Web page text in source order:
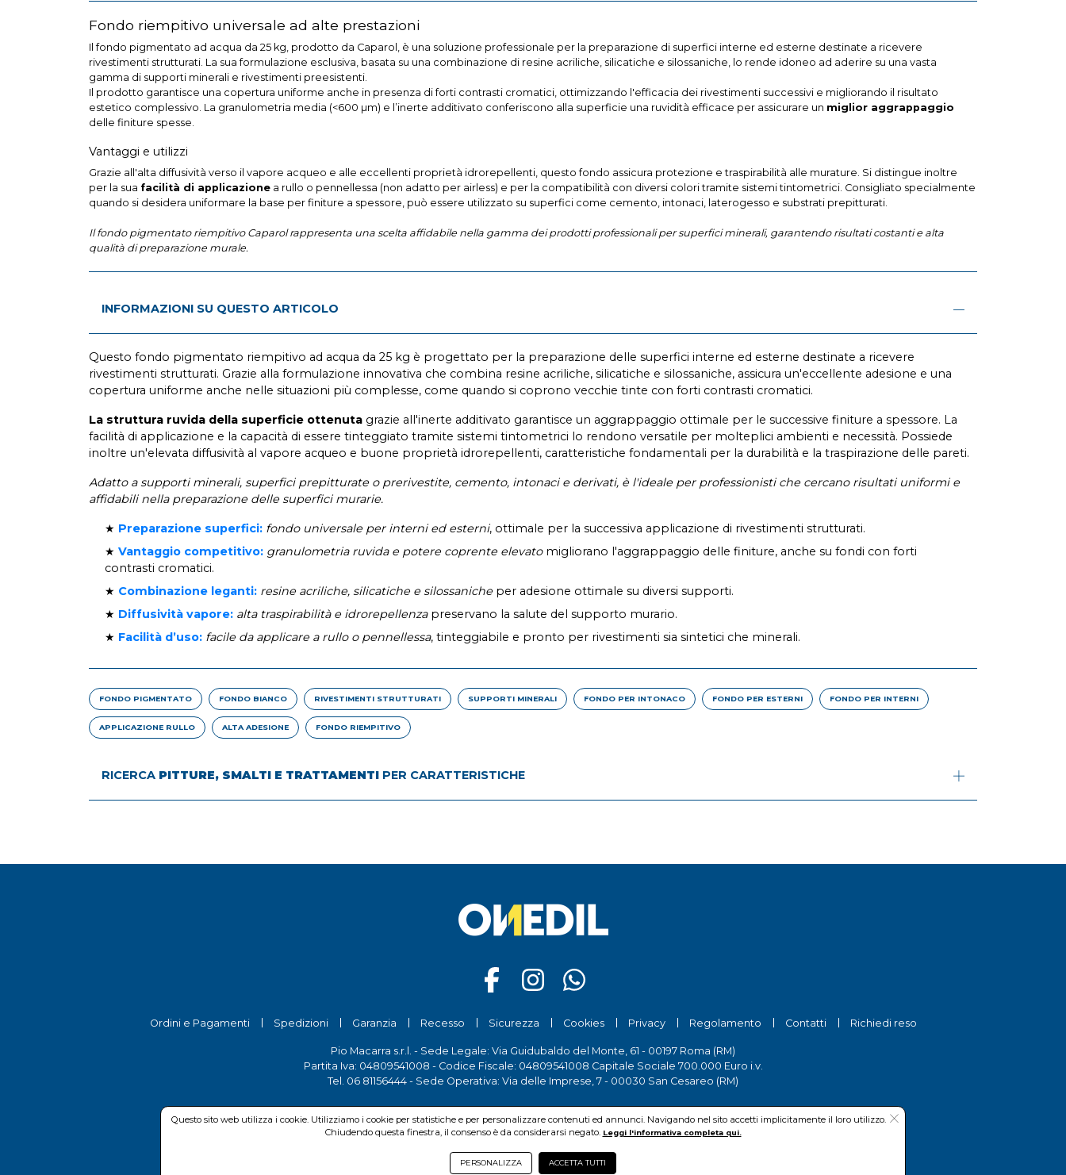
Fondo riempitivo universale ad alte prestazioni
Il fondo pigmentato ad acqua da 25 kg, prodotto da Caparol, è una soluzione professionale per la preparazione di superfici interne ed esterne destinate a ricevere
rivestimenti strutturati. La sua formulazione esclusiva, basata su una combinazione di resine acriliche, silicatiche e silossaniche, lo rende idoneo ad aderire su una vasta
gamma di supporti minerali e rivestimenti preesistenti.
Il prodotto garantisce una copertura uniforme anche in presenza di forti contrasti cromatici, ottimizzando l'efficacia dei rivestimenti successivi e migliorando il risultato
estetico complessivo. La granulometria media (<600 µm) e l’inerte additivato conferiscono alla superficie una ruvidità efficace per assicurare un miglior aggrappaggio
delle finiture spesse.
Vantaggi e utilizzi
Grazie all'alta diffusività verso il vapore acqueo e alle eccellenti proprietà idrorepellenti, questo fondo assicura protezione e traspirabilità alle murature. Si distingue inoltre
per la sua facilità di applicazione a rullo o pennellessa (non adatto per airless) e per la compatibilità con diversi colori tramite sistemi tintometrici. Consigliato specialmente
quando si desidera uniformare la base per finiture a spessore, può essere utilizzato su superfici come cemento, intonaci, laterogesso e substrati prepitturati.
Il fondo pigmentato riempitivo Caparol rappresenta una scelta affidabile nella gamma dei prodotti professionali per superfici minerali, garantendo risultati costanti e alta
qualità di preparazione murale.
INFORMAZIONI SU QUESTO ARTICOLO
Questo fondo pigmentato riempitivo ad acqua da 25 kg è progettato per la preparazione delle superfici interne ed esterne destinate a ricevere
rivestimenti strutturati. Grazie alla formulazione innovativa che combina resine acriliche, silicatiche e silossaniche, assicura un'eccellente adesione e una
copertura uniforme anche nelle situazioni più complesse, come quando si coprono vecchie tinte con forti contrasti cromatici.
La struttura ruvida della superficie ottenuta grazie all'inerte additivato garantisce un aggrappaggio ottimale per le successive finiture a spessore. La
facilità di applicazione e la capacità di essere tinteggiato tramite sistemi tintometrici lo rendono versatile per molteplici ambienti e necessità. Possiede
inoltre un'elevata diffusività al vapore acqueo e buone proprietà idrorepellenti, caratteristiche fondamentali per la durabilità e la traspirazione delle pareti.
Adatto a supporti minerali, superfici prepitturate o prerivestite, cemento, intonaci e derivati, è l'ideale per professionisti che cercano risultati uniformi e
affidabili nella preparazione delle superfici murarie.
★ Preparazione superfici: fondo universale per interni ed esterni, ottimale per la successiva applicazione di rivestimenti strutturati.
★ Vantaggio competitivo: granulometria ruvida e potere coprente elevatomigliorano l'aggrappaggio delle finiture, anche su fondi con forti
contrasti cromatici.
★ Combinazione leganti: resine acriliche, silicatiche e silossaniche per adesione ottimale su diversi supporti.
★ Diffusività vapore: alta traspirabilità e idrorepellenzapreservano la salute del supporto murario.
★ Facilità d’uso: facile da applicare a rullo o pennellessa, tinteggiabile e pronto per rivestimenti sia sintetici che minerali.
FONDO PIGMENTATO FONDO BIANCO RIVESTIMENTI STRUTTURATI SUPPORTI MINERALI FONDO PER INTONACO FONDO PER ESTERNI FONDO PER INTERNI
APPLICAZIONE RULLO ALTA ADESIONE FONDO RIEMPITIVO
RICERCA PITTURE, SMALTI E TRATTAMENTI PER CARATTERISTICHE
Ordini e Pagamenti Spedizioni Garanzia Recesso Sicurezza Cookies Privacy Regolamento Contatti Richiedi reso
Pio Macarra s.r.l. - Sede Legale: Via Guidubaldo del Monte, 61 - 00197 Roma (RM)
Partita Iva: 04809541008 - Codice Fiscale: 04809541008 Capitale Sociale 700.000 Euro i.v.
Tel. 06 81156444 - Sede Operativa: Via delle Imprese, 7 - 00030 San Cesareo (RM)
Questo sito web utilizza i cookie. Utilizziamo i cookie per statistiche e per personalizzare contenuti ed annunci. Navigando nel sito accetti implicitamente il loro utilizzo.
Chiudendo questa finestra, il consenso è da considerarsi negato. Leggi l'informativa completa qui.
PERSONALIZZA ACCETTA TUTTI